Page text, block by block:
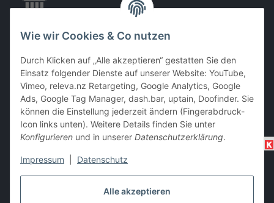
Alle akzeptieren
Wie wir Cookies & Co nutzen
Durch Klicken auf „Alle akzeptieren“ gestatten Sie den
Einsatz folgender Dienste auf unserer Website: YouTube,
Vimeo, releva.nz Retargeting, Google Analytics, Google
Ads, Google Tag Manager, dash.bar, uptain, Doofinder. Sie
können die Einstellung jederzeit ändern (Fingerabdruck-
Icon links unten). Weitere Details finden Sie unter
Konfigurieren und in unserer Datenschutzerklärung.
Impressum Datenschutz
EC & Kreditkartenzahlung bei Abholung
Barzahlung bei Abholung
Vertrag widerrufen